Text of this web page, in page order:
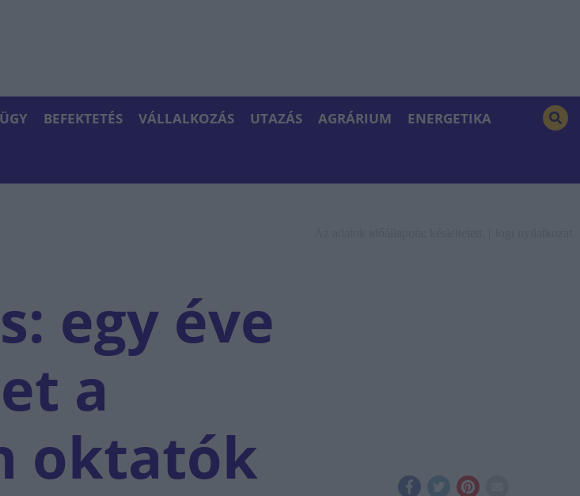
BEFEKTETÉS VÁLLALKOZÁS UTAZÁS AGRÁRIUM ENERGETIKA
egy éve
a
oktatók